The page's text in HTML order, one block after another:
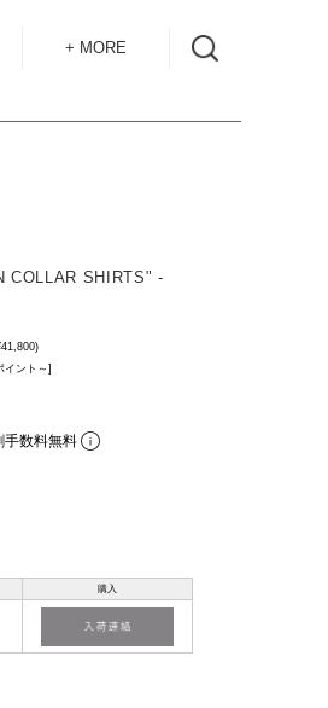
+ MORE
CONTACT
COLLAR SHIRTS" -
イント～]
手数料無料
購入